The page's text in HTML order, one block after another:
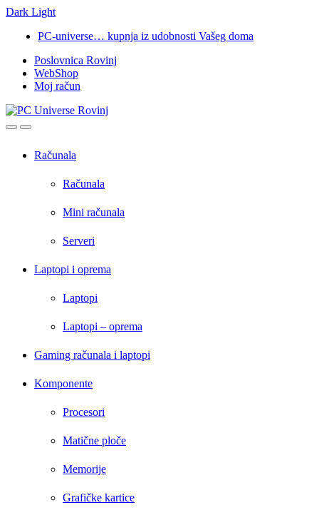
Dark Light
navigation
content
PC-universe… kupnja iz udobnosti Vašeg doma
Poslovnica Rovinj
WebShop
Moj račun
OpenClose
Računala
Računala
Mini računala
Serveri
Laptopi i oprema
Laptopi
Laptopi – oprema
Gaming računala i laptopi
Komponente
Procesori
Matične ploče
Memorije
Grafičke kartice